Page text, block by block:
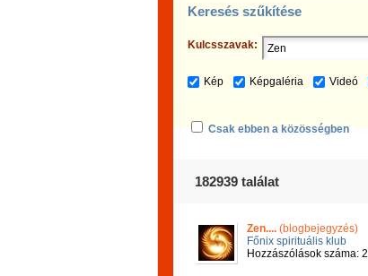
Keresés szűkítése
Kulcsszavak:
Kép Képgaléria Videó
Csak ebben a közösségben
182939 találat
Zen.... (blogbejegyzés)
Főnix spirituális klub
Hozzászólások száma: 2